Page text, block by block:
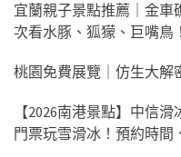
宜蘭親子景點推薦｜金車
次看水豚、狐獴、巨嘴鳥
桃園免費展覽｜仿生大解
【2026南港景點】中信
門票玩雪滑冰！預約時